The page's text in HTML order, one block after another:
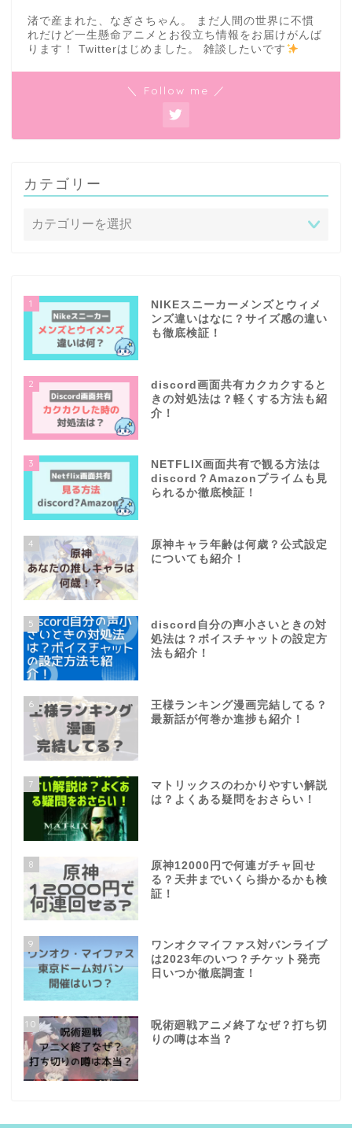
渚で産まれた、なぎさちゃん。 まだ人間の世界に不慣
れだけど一生懸命アニメとお役立ち情報をお届けがんば
ります！ Twitterはじめました。 雑談したいです
＼ Follow me ／
カテゴリー
1
NIKEスニーカーメンズとウィメ
ンズ違いはなに？サイズ感の違い
も徹底検証！
2
discord画面共有カクカクすると
きの対処法は？軽くする方法も紹
介！
3
NETFLIX画面共有で観る方法は
discord？Amazonプライムも見
られるか徹底検証！
4
原神キャラ年齢は何歳？公式設定
についても紹介！
5
discord自分の声小さいときの対
処法は？ボイスチャットの設定方
法も紹介！
6
王様ランキング漫画完結してる？
最新話が何巻か進捗も紹介！
7
マトリックスのわかりやすい解説
は？よくある疑問をおさらい！
8
原神12000円で何連ガチャ回せ
る？天井までいくら掛かるかも検
証！
9
ワンオクマイファス対バンライブ
は2023年のいつ？チケット発売
日いつか徹底調査！
10
呪術廻戦アニメ終了なぜ？打ち切
りの噂は本当？